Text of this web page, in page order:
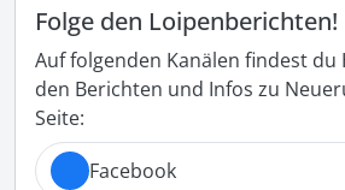
Folge den Loipenberichten!
Auf folgenden Kanälen findest du
den Berichten und Infos zu
Seite:
Facebook